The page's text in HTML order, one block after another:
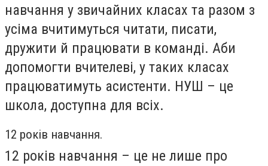
навчання у звичайних класах та разом з
усіма вчитимуться читати, писати,
дружити й працювати в команді. Аби
допомогти вчителеві, у таких класах
працюватимуть асистенти. НУШ – це
школа, доступна для всіх.
12 років навчання.
12 років навчання – це не лише про